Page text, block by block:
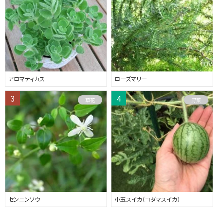
アロマティカス ローズマリー
センニンソウ
草花
小玉スイカ（コダマスイカ）
野菜